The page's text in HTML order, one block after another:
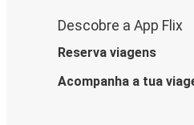
Descobre a App Flix
Reserva viagens
Acompanha a tua